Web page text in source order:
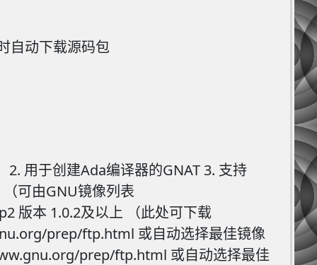
自动下载源码包
2. 用于创建Ada编译器的GNAT 3. 支持
可由GNU镜像列表
版本 1.0.2及以上 （此处可下载
prep/ftp.html 或自动选择最佳镜像
prep/ftp.html 或自动选择最佳